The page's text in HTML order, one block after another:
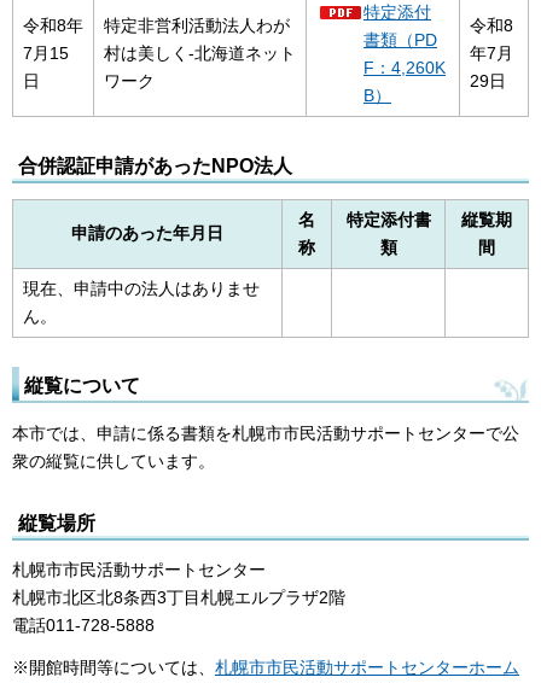
令和8年
7月15
日
特定非営利活動法人わが
村は美しく-北海道ネット
ワーク
特定添付
書類（PD
F：4,260K
B）
令和8
年7月
29日
合併認証申請があったNPO法人
申請のあった年月日
名
称
特定添付書
類
縦覧期
間
現在、申請中の法人はありませ
ん。
縦覧について
本市では、申請に係る書類を札幌市市民活動サポートセンターで公
衆の縦覧に供しています。
縦覧場所
札幌市市民活動サポートセンター
札幌市北区北8条西3丁目札幌エルプラザ2階
電話011-728-5888
※開館時間等については、 札幌市市民活動サポートセンターホーム